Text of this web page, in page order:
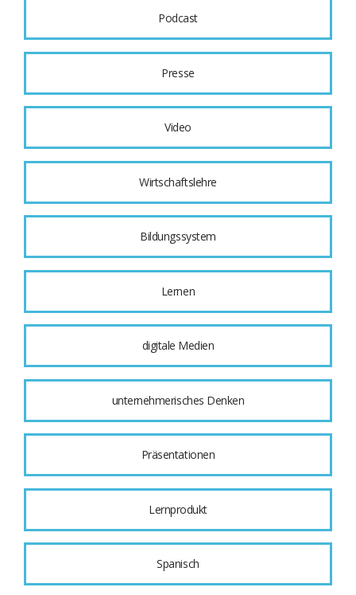
Podcast
Presse
Video
Wirtschaftslehre
Bildungssystem
Lernen
digitale Medien
unternehmerisches Denken
Präsentationen
Lernprodukt
Spanisch